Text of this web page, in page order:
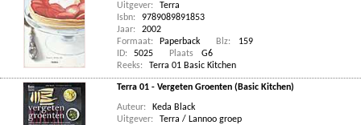
Uitgever:
Terra
Isbn:
9789089891853
Jaar:
2002
Formaat:
Paperback Blz:
159
ID:
5025 Plaats
G6
Reeks:
Terra 01 Basic Kitchen
Terra 01 - Vergeten Groenten (Basic Kitchen)
Auteur:
Keda Black
Uitgever:
Terra / Lannoo groep